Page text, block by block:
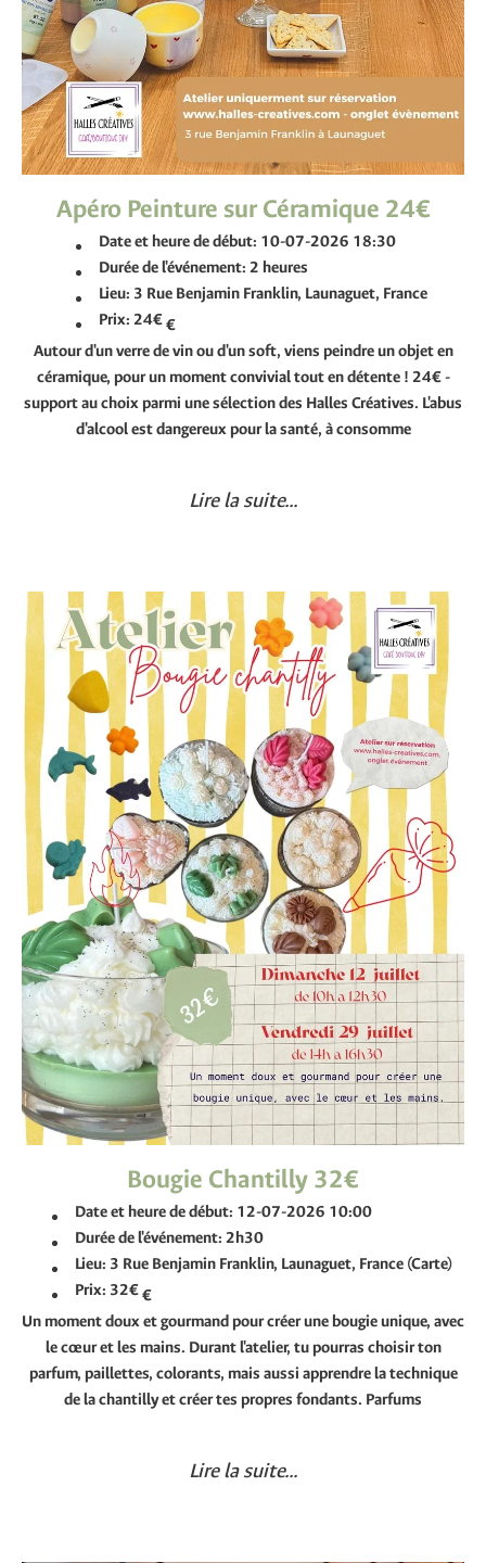
Apéro Peinture sur Céramique 24€
Date et heure de début: 10-07-2026 18:30
Durée de l'événement: 2 heures
Lieu: 3 Rue Benjamin Franklin, Launaguet, France
Prix: 24€€
Autour d'un verre de vin ou d'un soft, viens peindre un objet en
céramique, pour un moment convivial tout en détente ! 24€ -
support au choix parmi une sélection des Halles Créatives. L'abus
d'alcool est dangereux pour la santé, à consomme
Lire la suite...
Bougie Chantilly 32€
Date et heure de début: 12-07-2026 10:00
Durée de l'événement: 2h30
Lieu: 3 Rue Benjamin Franklin, Launaguet, France (Carte)
Prix: 32€€
Un moment doux et gourmand pour créer une bougie unique, avec
le cœur et les mains. Durant l'atelier, tu pourras choisir ton
parfum, paillettes, colorants, mais aussi apprendre la technique
de la chantilly et créer tes propres fondants. Parfums
Lire la suite...